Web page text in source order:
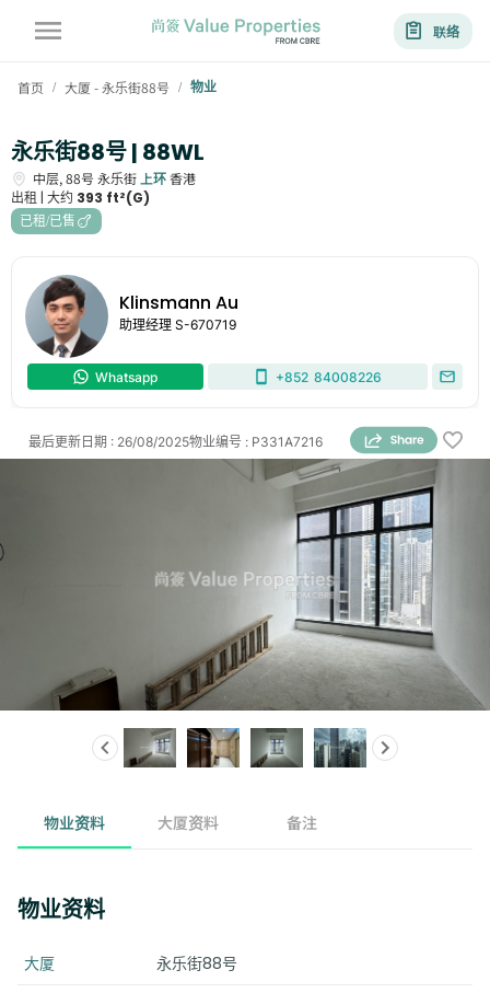
联络
首页 / 大厦 - 永乐街88号 / 物业
永乐街88号 | 88WL
中层,88号 永乐街 上环香港
出租 | 大约 393 ft²(G)
已租/已售
Klinsmann Au
助理经理 S-670719
Whatsapp +852 84008226
物业编号 : P331A7216
最后更新日期 : 26/08/2025
物业资料 大厦资料 备注
物业资料
大厦
永乐街88号